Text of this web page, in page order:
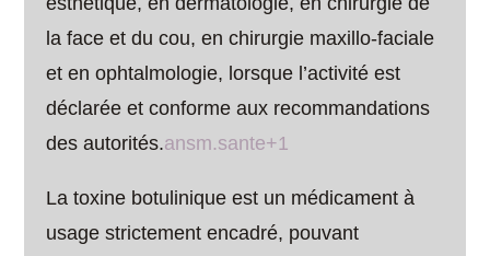
la face et du cou, en chirurgie maxillo-faciale
et en ophtalmologie, lorsque l’activité est
déclarée et conforme aux recommandations
des autorités.ansm.sante+1
La toxine botulinique est un médicament à
usage strictement encadré, pouvant